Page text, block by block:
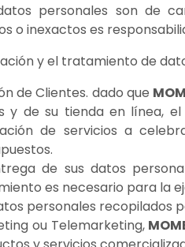
personales son de
o inexactos es
y el tratamiento de
de Clientes. dado que
y de su tienda en línea,
de servicios a
de sus datos
es necesario para la
personales recopilados
ou Telemarketing,